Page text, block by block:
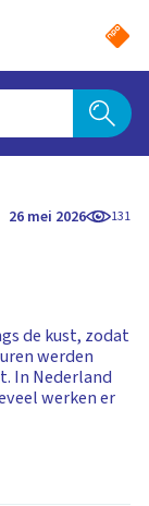
26 mei 2026 131
de kust, zodat
werden
In Nederland
werken er